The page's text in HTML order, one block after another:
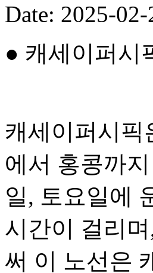
Date: 2025-02-
● 캐세이퍼시
캐세이퍼시픽
에서 홍콩까
일, 토요일에
시간이 걸리
써 이 노선은